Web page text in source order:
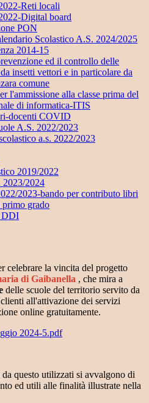
Reti locali
Digital board
PON
Scolastico A.S. 2024/2025
2014-15
ed il controllo delle
insetti vettori e in particolare da
comune
l'ammissione alla classe prima del
di informatica-ITIS
docenti COVID
A.S. 2022/2023
a.s. 2022/2023
2019/2022
2024
2023-bando per contributo libri
primo grado
DDI
celebrare la vincita del progetto
di Gaibanella , che mira a
delle scuole del territorio servito da
all'attivazione dei servizi
online gratuitamente.
2024-5.pdf
questo utilizzati si avvalgono di
ed utili alle finalità illustrate nella